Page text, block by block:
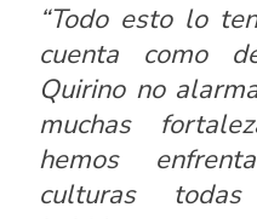
“Todo esto lo
cuenta como
Quirino no
muchas
hemos
culturas